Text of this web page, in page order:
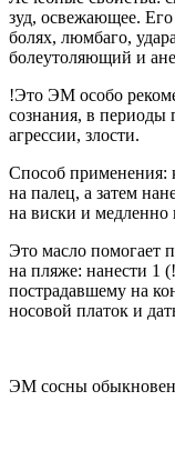
зуд, освежающее.
болях, люмбаго,
болеутоляющий и
!Это ЭМ особо
сознания, в периоды
агрессии, злости.
Способ применения:
на палец, а затем
на виски и медленно
Это масло помогает
на пляже: нанести
пострадавшему на
носовой платок и
ЭМ сосны